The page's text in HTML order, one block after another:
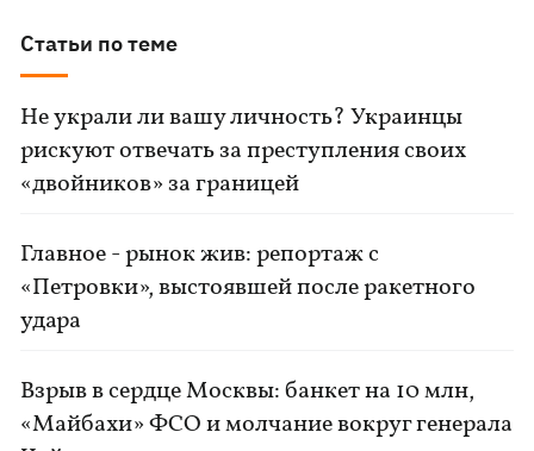
Статьи по теме
Не украли ли вашу личность? Украинцы
рискуют отвечать за преступления своих
«двойников» за границей
Главное - рынок жив: репортаж с
«Петровки», выстоявшей после ракетного
удара
Взрыв в сердце Москвы: банкет на 10 млн,
«Майбахи» ФСО и молчание вокруг генерала